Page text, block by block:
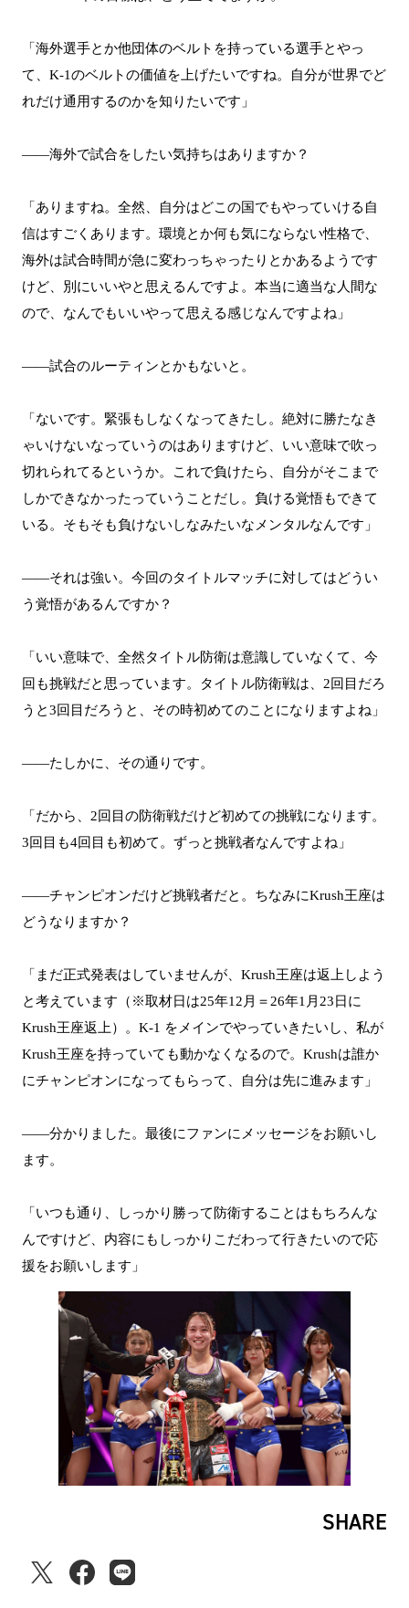
「海外選手とか他団体のベルトを持っている選手とやっ
て、K-1のベルトの価値を上げたいですね。自分が世界でど
れだけ通用するのかを知りたいです」
――海外で試合をしたい気持ちはありますか？
「ありますね。全然、自分はどこの国でもやっていける自
信はすごくあります。環境とか何も気にならない性格で、
海外は試合時間が急に変わっちゃったりとかあるようです
けど、別にいいやと思えるんですよ。本当に適当な人間な
ので、なんでもいいやって思える感じなんですよね」
――試合のルーティンとかもないと。
「ないです。緊張もしなくなってきたし。絶対に勝たなき
ゃいけないなっていうのはありますけど、いい意味で吹っ
切れられてるというか。これで負けたら、自分がそこまで
しかできなかったっていうことだし。負ける覚悟もできて
いる。そもそも負けないしなみたいなメンタルなんです」
――それは強い。今回のタイトルマッチに対してはどうい
う覚悟があるんですか？
「いい意味で、全然タイトル防衛は意識していなくて、今
回も挑戦だと思っています。タイトル防衛戦は、2回目だろ
うと3回目だろうと、その時初めてのことになりますよね」
――たしかに、その通りです。
「だから、2回目の防衛戦だけど初めての挑戦になります。
3回目も4回目も初めて。ずっと挑戦者なんですよね」
――チャンピオンだけど挑戦者だと。ちなみにKrush王座は
どうなりますか？
「まだ正式発表はしていませんが、Krush王座は返上しよう
と考えています（※取材日は25年12月＝26年1月23日に
Krush王座返上）。K-1 をメインでやっていきたいし、私が
Krush王座を持っていても動かなくなるので。Krushは誰か
にチャンピオンになってもらって、自分は先に進みます」
――分かりました。最後にファンにメッセージをお願いし
ます。
「いつも通り、しっかり勝って防衛することはもちろんな
んですけど、内容にもしっかりこだわって行きたいので応
援をお願いします」
SHARE